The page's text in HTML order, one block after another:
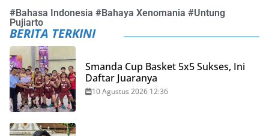
#Bahasa Indonesia #Bahaya Xenomania #Untung
Pujiarto
BERITA TERKINI
Smanda Cup Basket 5x5 Sukses, Ini
Daftar Juaranya
10 Agustus 2026 12:36